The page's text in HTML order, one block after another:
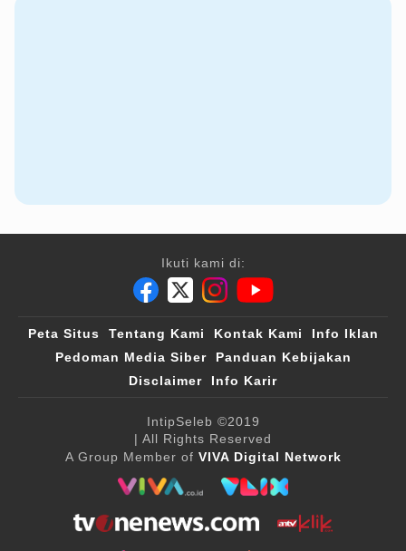
Ikuti kami di:
Peta Situs Tentang Kami Kontak Kami
Info Iklan
Pedoman Media Siber
Panduan Kebijakan
Disclaimer
Info Karir
IntipSeleb ©2019
| All Rights Reserved
A Group Member of VIVA Digital Network